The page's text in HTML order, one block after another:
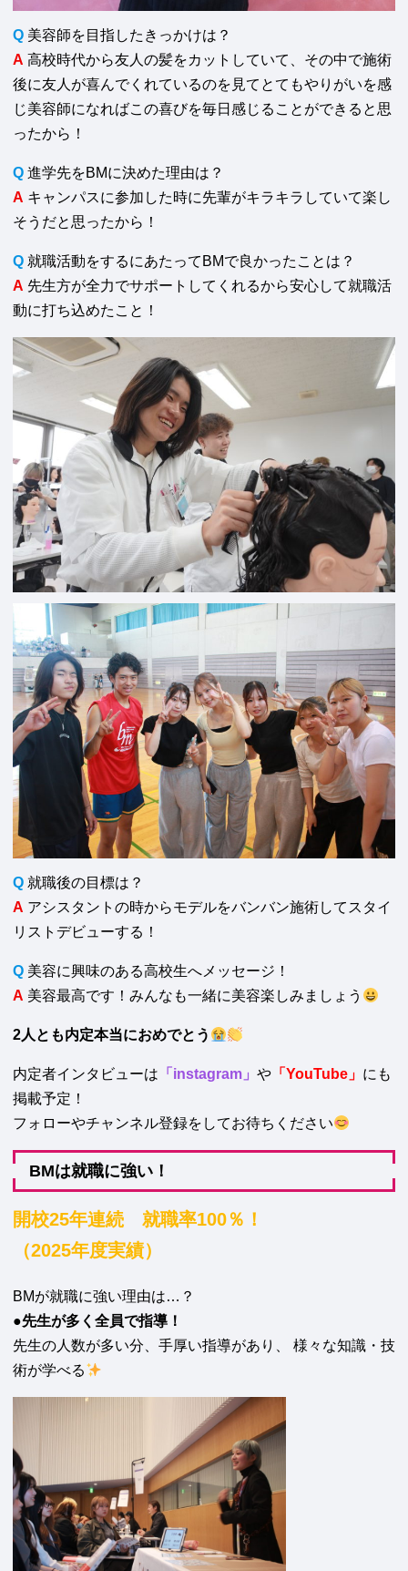
Q 美容師を目指したきっかけは？
A 高校時代から友人の髪をカットしていて、その中で施術
後に友人が喜んでくれているのを見てとてもやりがいを感
じ美容師になればこの喜びを毎日感じることができると思
ったから！
Q 進学先をBMに決めた理由は？
A キャンパスに参加した時に先輩がキラキラしていて楽し
そうだと思ったから！
Q 就職活動をするにあたってBMで良かったことは？
A 先生方が全力でサポートしてくれるから安心して就職活
動に打ち込めたこと！
Q 就職後の目標は？
A アシスタントの時からモデルをバンバン施術してスタイ
リストデビューする！
Q 美容に興味のある高校生へメッセージ！
A 美容最高です！みんなも一緒に美容楽しみましょう
2人とも内定本当におめでとう
内定者インタビューは 「instagram」 や「YouTube」 にも
掲載予定！
フォローやチャンネル登録をしてお待ちください
BMは就職に強い！
開校25年連続 就職率100％！
（2025年度実績）
BMが就職に強い理由は…？
●先生が多く全員で指導！
先生の人数が多い分、手厚い指導があり、 様々な知識・技
術が学べる